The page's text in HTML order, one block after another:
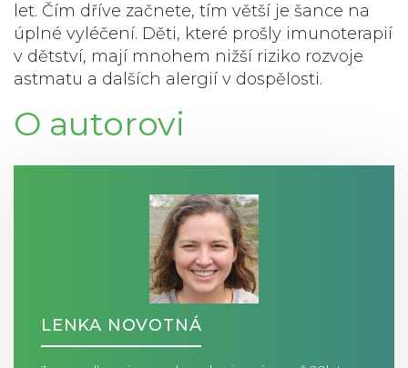
let. Čím dříve začnete, tím větší je šance na
úplné vyléčení. Děti, které prošly imunoterapií
v dětství, mají mnohem nižší riziko rozvoje
astmatu a dalších alergií v dospělosti.
O autorovi
LENKA NOVOTNÁ